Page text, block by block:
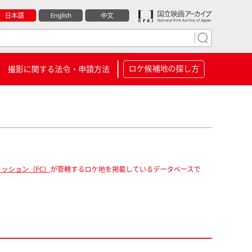
日本語 English 中文
撮影に関する法令・申請方法 ロケ候補地の探し方
ション（FC） が管轄するロケ地を掲載しているデータベースで